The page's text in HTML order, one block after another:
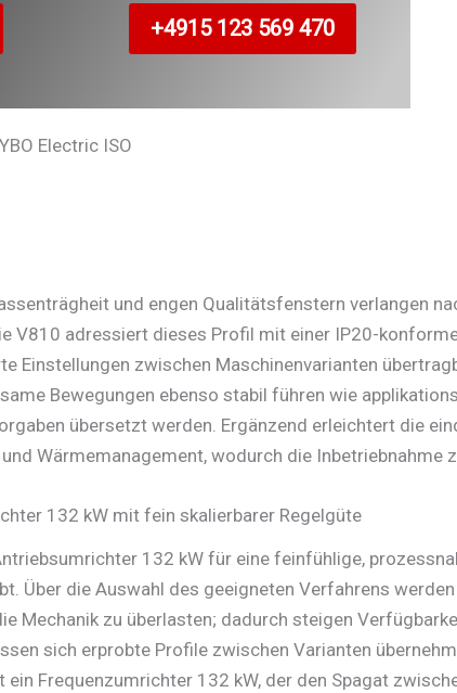
+4915 123 569 470
und engen Qualitätsfenstern verlangen
V810 adressiert dieses Profil mit einer IP20-
Einstellungen zwischen Maschinenvarianten
Bewegungen ebenso stabil führen wie
übersetzt werden. Ergänzend erleichtert die
Wärmemanagement, wodurch die Inbetriebnahme
132 kW mit fein skalierbarer Regelgüte
132 kW für eine feinfühlige,
Über die Auswahl des geeigneten Verfahrens
Mechanik zu überlasten; dadurch steigen
sich erprobte Profile zwischen Varianten
Frequenzumrichter 132 kW, der den Spagat